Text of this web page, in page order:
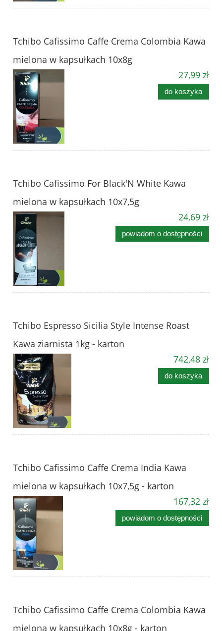
Tchibo Cafissimo Caffe Crema Colombia Kawa
mielona w kapsułkach 10x8g
27,99 zł
do koszyka
Tchibo Cafissimo For Black'N White Kawa
mielona w kapsułkach 10x7,5g
24,69 zł
powiadom o dostępności
Tchibo Espresso Sicilia Style Intense Roast
Kawa ziarnista 1kg - karton
742,48 zł
do koszyka
Tchibo Cafissimo Caffe Crema India Kawa
mielona w kapsułkach 10x7,5g - karton
167,32 zł
powiadom o dostępności
Tchibo Cafissimo Caffe Crema Colombia Kawa
mielona w kapsułkach 10x8g - karton